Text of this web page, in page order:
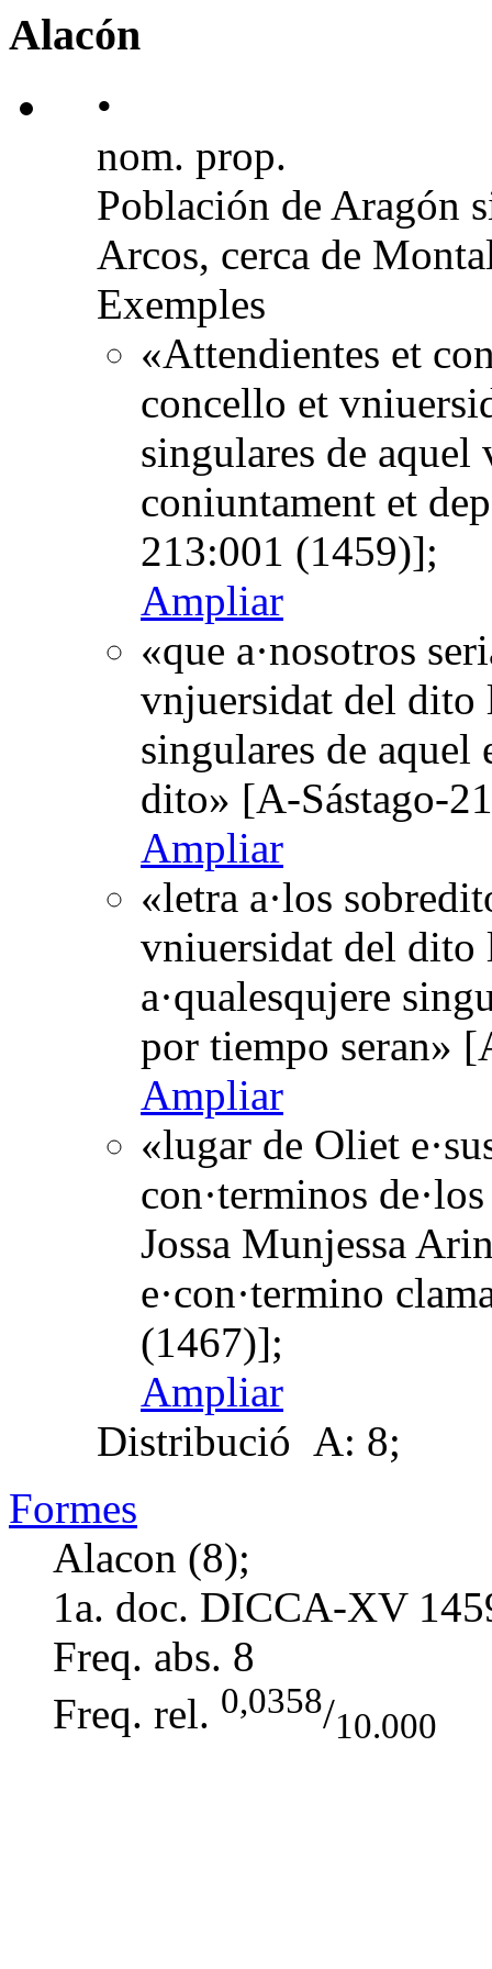
Alacón
•
nom. prop.
Población de Aragón
Arcos, cerca de
Exemples
«Attendientes et
concello et
singulares de
coniuntament et
213:001 (1459)];
Ampliar
«que a·nosotros
vnjuersidat del dito
singulares de
dito» [A-Sástago-
Ampliar
«letra a·los
vniuersidat del dito
a·qualesqujere
por tiempo seran»
Ampliar
«lugar de Oliet
con·terminos
Jossa Munjessa
e·con·termino
(1467)];
Ampliar
Distribució A: 8;
Formes
Alacon (8);
1a. doc. DICCA-XV
Freq. abs. 8
Freq. rel. 0,0358/10.000